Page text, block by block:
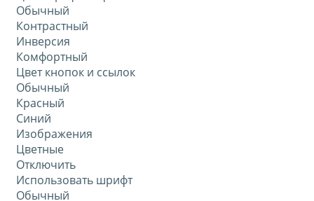
Обычный
Контрастный
Инверсия
Комфортный
Цвет кнопок и ссылок
Обычный
Красный
Синий
Изображения
Цветные
Отключить
Использовать шрифт
Обычный